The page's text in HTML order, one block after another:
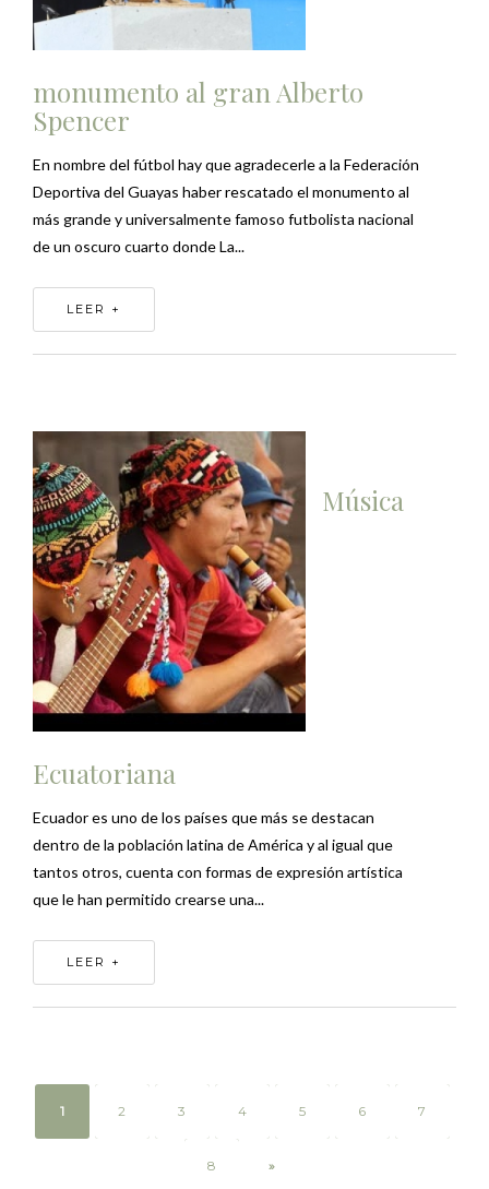
monumento al gran Alberto
Spencer
En nombre del fútbol hay que agradecerle a la Federación
Deportiva del Guayas haber rescatado el monumento al
más grande y universalmente famoso futbolista nacional
de un oscuro cuarto donde La...
LEER +
Música
Ecuatoriana
Ecuador es uno de los países que más se destacan
dentro de la población latina de América y al igual que
tantos otros, cuenta con formas de expresión artística
que le han permitido crearse una...
LEER +
1 2 3 4 5 6 7
8 »